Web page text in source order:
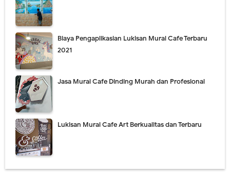
Biaya Pengaplikasian Lukisan Mural Cafe Terbaru
2021
Jasa Mural Cafe Dinding Murah dan Profesional
Lukisan Mural Cafe Art Berkualitas dan Terbaru